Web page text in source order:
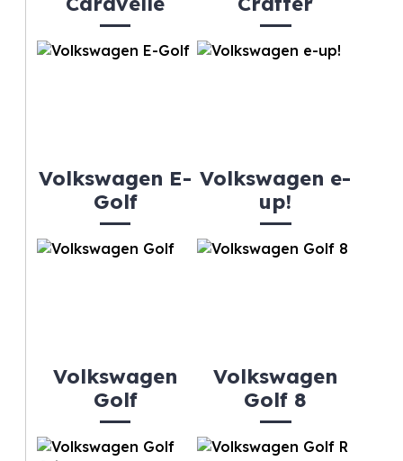
Volkswagen E-
Golf
Volkswagen e-
up!
Volkswagen
Golf
Volkswagen
Golf 8